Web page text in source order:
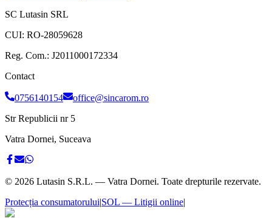
SC Lutasin SRL
CUI: RO-28059628
Reg. Com.: J2011000172334
Contact
0756140154
office@sincarom.ro
Str Republicii nr 5
Vatra Dornei, Suceava
© 2026 Lutasin S.R.L. — Vatra Dornei. Toate drepturile rezervate.
Protecția consumatorului|SOL — Litigii online|